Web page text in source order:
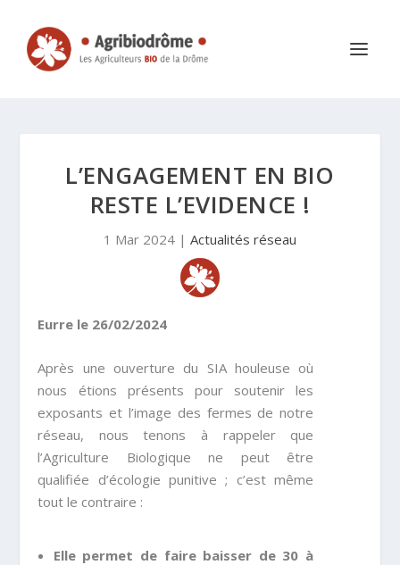
L’ENGAGEMENT EN BIO
RESTE L’EVIDENCE !
1 Mar 2024 | Actualités réseau
Eurre le 26/02/2024
Après une ouverture du SIA houleuse où
nous étions présents pour soutenir les
exposants et l’image des fermes de notre
réseau, nous tenons à rappeler que
l’Agriculture Biologique ne peut être
qualifiée d’écologie punitive ; c’est même
tout le contraire :
Elle permet de faire baisser de 30 à